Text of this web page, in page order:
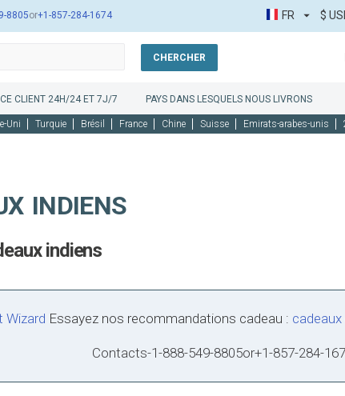
8805or+1-857-284-1674 FR $
CHERCHER
CLIENT 24H/24 ET 7J/7 PAYS DANS LESQUELS NOUS LIVRONS
Uni Turquie Brésil France Chine Suisse Emirats-arabes-unis
INDIENS
indiens
Essayez nos recommandations cadeau :
Contacts-1-888-549-8805or+1-857-284-